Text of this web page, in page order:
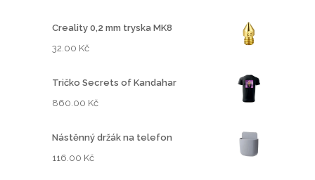
Creality 0,2 mm tryska MK8
32.00 Kč
Tričko Secrets of Kandahar
860.00 Kč
Nástěnný držák na telefon
116.00 Kč